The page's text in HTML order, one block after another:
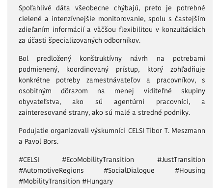
Spoľahlivé dáta všeobecne chýbajú, preto je potrebné
cielené a intenzívnejšie monitorovanie, spolu s častejším
zdieľaním informácií a väčšou flexibilitou v konzultáciách
za účasti špecializovaných odborníkov.
Bol predložený konštruktívny návrh na potrebami
podmienený, koordinovaný prístup, ktorý zohľadňuje
konkrétne potreby zamestnávateľov a pracovníkov, s
osobitným dôrazom na menej viditeľné skupiny
obyvateľstva, ako sú agentúrni pracovníci, a
zainteresované strany, ako sú malé a stredné podniky.
Podujatie organizovali výskumníci CELSI Tibor T. Meszmann
a Pavol Bors.
#CELSI #EcoMobilityTransition #JustTransition
#AutomotiveRegions #SocialDialogue #Housing
#MobilityTransition #Hungary